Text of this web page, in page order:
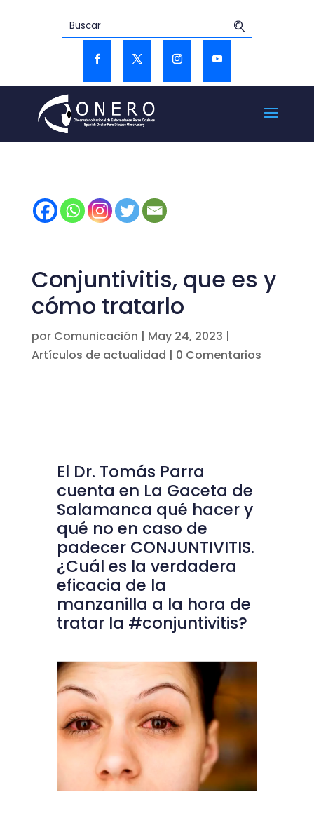
Conjuntivitis, que es y
cómo tratarlo
por Comunicación | May 24, 2023 |
Artículos de actualidad | 0 Comentarios
El Dr. Tomás Parra
cuenta en La Gaceta de
Salamanca qué hacer y
qué no en caso de
padecer CONJUNTIVITIS.
¿Cuál es la verdadera
eficacia de la
manzanilla a la hora de
tratar la #conjuntivitis?